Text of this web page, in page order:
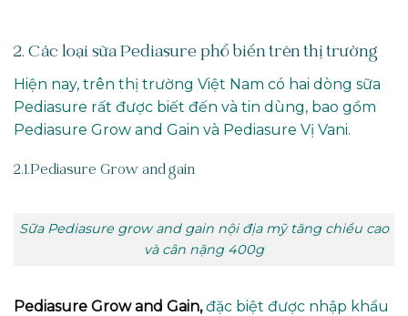
2. Các loại sữa Pediasure phổ biến trên thị trường
Hiện nay, trên thị trường Việt Nam có hai dòng sữa
Pediasure rất được biết đến và tin dùng, bao gồm
Pediasure Grow and Gain và Pediasure Vị Vani.
2.1.Pediasure Grow and gain
Sữa Pediasure grow and gain nội địa mỹ tăng chiều cao
và cân nặng 400g
Pediasure Grow and Gain,đặc biệt được nhập khẩu